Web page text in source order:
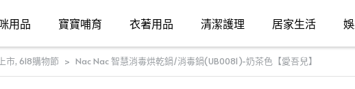
用品 寶寶哺育 衣著用品 清潔護理 居家生活
市, 618購物節 Nac Nac 智慧消毒烘乾鍋/消毒鍋(UB0081)-奶茶色【愛吾兒】